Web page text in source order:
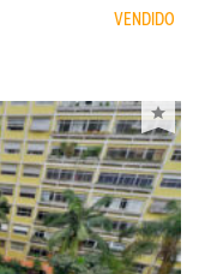
VENDIDO